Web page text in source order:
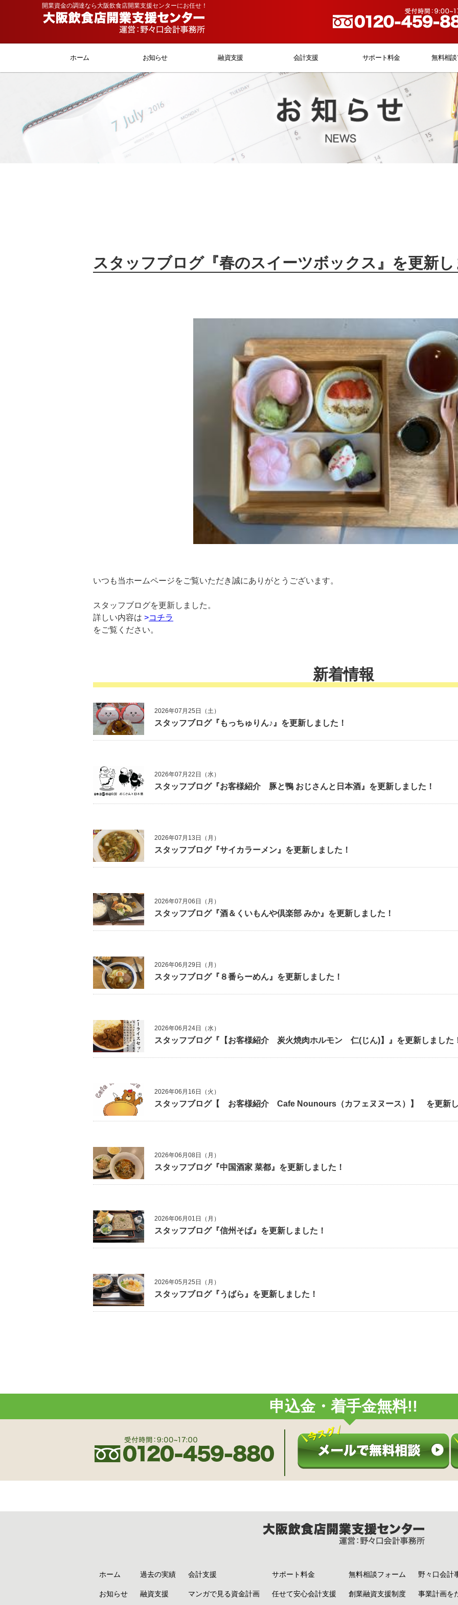
開業資金の調達なら大阪飲食店開業支援センターにお任せ！
ホーム お知らせ 融資支援 会計支援 サポート料金 無料相
スタッフブログ『春のスイーツボックス』を更新し
いつも当ホームページをご覧いただき誠にありがとうございます。
スタッフブログを更新しました。
詳しい内容は >コチラ
をご覧ください。
新着情報
2026年07月25日（土）
スタッフブログ『もっちゅりん♪』を更新しました！
2026年07月22日（水）
スタッフブログ『お客様紹介 豚と鴨 おじさんと日本酒』を更新しました！
2026年07月13日（月）
スタッフブログ『サイカラーメン』を更新しました！
2026年07月06日（月）
スタッフブログ『酒＆くいもんや倶楽部 みか』を更新しました！
2026年06月29日（月）
スタッフブログ『８番らーめん』を更新しました！
2026年06月24日（水）
スタッフブログ『【お客様紹介 炭火焼肉ホルモン 仁(じん)】』を更新しました
2026年06月16日（火）
スタッフブログ【 お客様紹介 Cafe Nounours（カフェヌヌース）】 を更新し
2026年06月08日（月）
スタッフブログ『中国酒家 菜都』を更新しました！
2026年06月01日（月）
スタッフブログ『信州そば』を更新しました！
2026年05月25日（月）
スタッフブログ『うばら』を更新しました！
申込金・着手金無料!!
ホーム
お知らせ
過去の実績
融資支援
会計支援
マンガで見る資金計画
サポート料金
任せて安心会計支援
無料相談フォーム
創業融資支援制度
野々口会計
事業計画を